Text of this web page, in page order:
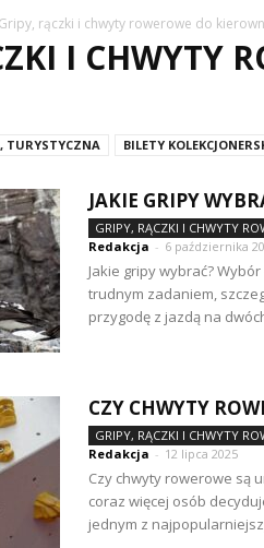
Gripy, rączki i chwyty rowerowe do
I CHWYTY
TURYSTYCZNA BILETY
JAKIE GRIPY
GRIPY, RĄCZKI I CHWYTY
Redakcja - 6 października
Jakie gripy wybrać?
trudnym zadaniem,
przygodę z jazdą na
CZY CHWYTY
GRIPY, RĄCZKI I CHWYTY
Redakcja - 12 lipca 2025
Czy chwyty rowerowe są
coraz więcej osób
jednym z